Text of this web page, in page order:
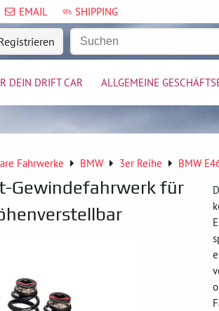
EMAIL SHIPPING
DEIN DRIFT CAR ALLGEMEINE
Fahrwerke BMW 3er Reihe BMW
Gewindefahrwerk für